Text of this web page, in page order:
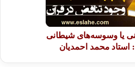
یا وسوسه‌های شیطانی
استاد محمد احمدیان